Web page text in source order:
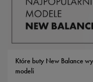
Które buty New Balance
modeli